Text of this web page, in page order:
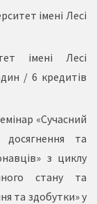
імені Лесі
імені Лесі
/ 6 кредитів
«Сучасний
досягнення та
з циклу
стану та
та здобутки» у